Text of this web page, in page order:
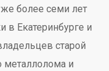
более семи лет
в Екатеринбурге и
старой
металлолома и